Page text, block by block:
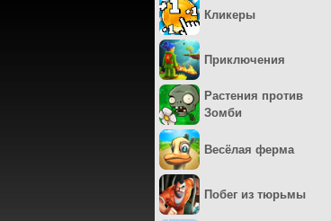
Кликеры
Приключения
Растения против
Зомби
Весёлая ферма
Побег из тюрьмы